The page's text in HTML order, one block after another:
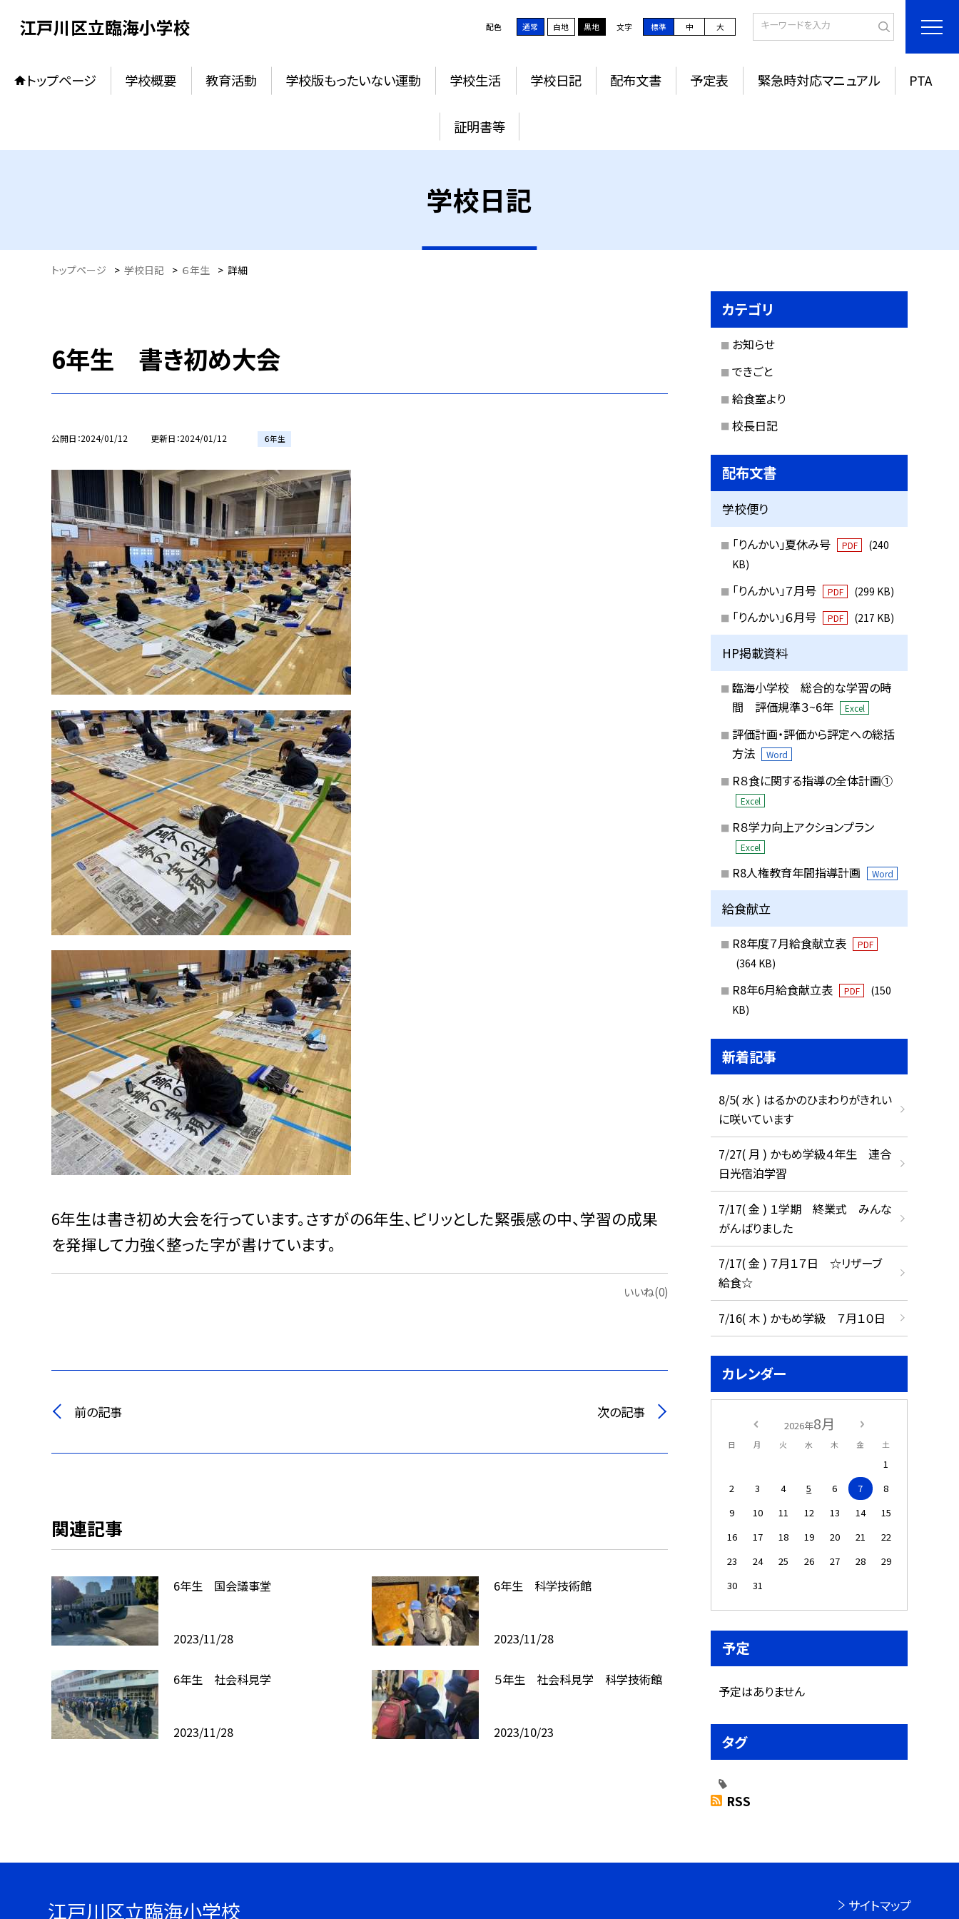
江戸川区立臨海小学校 配色 通常 白地 黒地 文字 標準 中 大
トップページ 学校概要 教育活動 学校版もったいない運動 学校生活 学校日記 配布文書 予定表 緊急時対応マニュアル PTA
証明書等
学校日記
トップページ > 学校日記 > ６年生 > 詳細
6年生 書き初め大会
公開日 2024/01/12 更新日 2024/01/12 ６年生
6年生は書き初め大会を行っています。さすがの6年生、ピリッとした緊張感の中、学習の成果
を発揮して力強く整った字が書けています。
いいね(0)
前の記事 次の記事
関連記事
6年生 国会議事堂
2023/11/28
6年生 科学技術館
2023/11/28
6年生 社会科見学
2023/11/28
５年生 社会科見学 科学技術館
2023/10/23
カテゴリ
お知らせ
できごと
給食室より
校長日記
配布文書
学校便り
「りんかい」夏休み号 PDF
(240
KB)
「りんかい」７月号 PDF (299 KB)
「りんかい」６月号 PDF (217 KB)
HP掲載資料
臨海小学校 総合的な学習の時
間 評価規準３~6年
Excel
評価計画・評価から評定への総括
方法
Word
R８食に関する指導の全体計画①
Excel
R８学力向上アクションプラン
Excel
R8人権教育年間指導計画 Word
給食献立
R8年度７月給食献立表 PDF
(364 KB)
R8年6月給食献立表 PDF
(150
KB)
新着記事
8/5( 水 ) はるかのひまわりがきれい
に咲いています
7/27( 月 ) かもめ学級４年生 連合
日光宿泊学習
7/17( 金 ) １学期 終業式 みんな
がんばりました
7/17( 金 ) ７月１７日 ☆リザーブ
給食☆
7/16( 木 ) かもめ学級 ７月１０日
カレンダー
2026年8月
日 月 火 水 木 金 土
1
2
3 4 5 6 7
8
9
10 11 12 13 14
15
16
17 18 19 20 21
22
23
24 25 26 27 28
29
30
31
予定
予定はありません
タグ
RSS
江戸川区立臨海小学校 サイトマップ